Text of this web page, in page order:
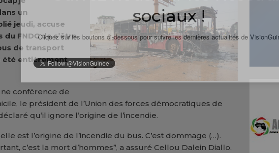
un
jeudi, accuse
FNDC de s’être
de transport
été entièrement
conférence de
le président de l’Union des forces démocratiques de
qu’il ignore l’origine de l’incendie.
est l’origine de l’incendie du bus. C’est dommage (…).
c’est la mort d’hommes’’, a assuré Cellou Dalein Diallo.
sociaux !
Cliquez sur les boutons ci-dessous pour suivre les dernières actualités de